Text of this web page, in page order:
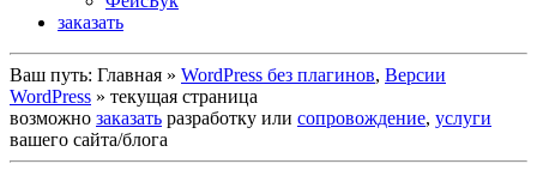
заказать
Ваш путь: Главная » WordPress без плагинов, Версии
WordPress » текущая страница
возможно заказать разработку или сопровождение, услуги
вашего сайта/блога